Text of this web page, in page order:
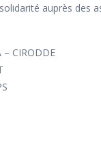
auprès des
CIRODDE